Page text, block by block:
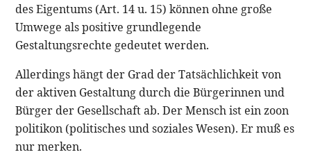
des Eigentums (Art. 14 u. 15) können ohne große
Umwege als positive grundlegende
Gestaltungsrechte gedeutet werden.
Allerdings hängt der Grad der Tatsächlichkeit von
der aktiven Gestaltung durch die Bürgerinnen und
Bürger der Gesellschaft ab. Der Mensch ist ein zoon
politikon (politisches und soziales Wesen). Er muß es
nur merken.